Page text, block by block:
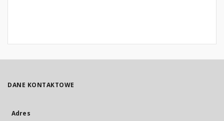
DANE KONTAKTOWE
Adres